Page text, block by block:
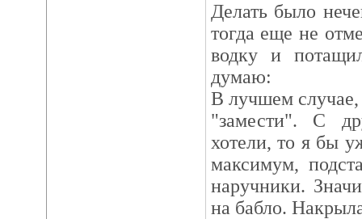
Делать было
тогда еще не
водку и
думаю:
В лучшем случае,
"замести". С
хотели, то я бы
максимум,
наручники.
на бабло.